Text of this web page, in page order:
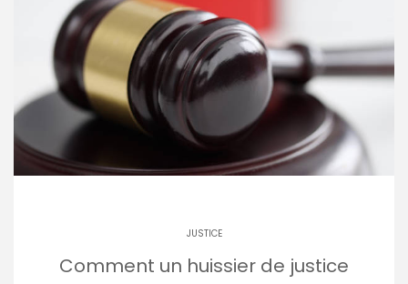
JUSTICE
Comment un huissier de justice